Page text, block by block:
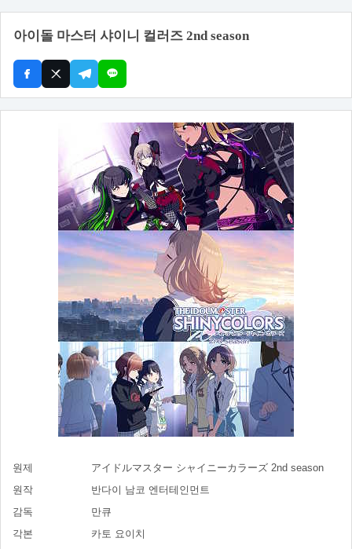
아이돌 마스터 샤이니 컬러즈 2nd season
원제
アイドルマスター シャイニーカラーズ 2nd season
원작
반다이 남코 엔터테인먼트
감독
만큐
각본
카토 요이치